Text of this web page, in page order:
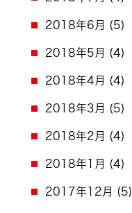
2018年6月 (5)
2018年5月 (4)
2018年4月 (4)
2018年3月 (5)
2018年2月 (4)
2018年1月 (4)
2017年12月 (5)